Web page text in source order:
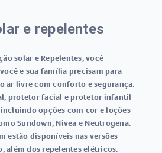
e repelentes
solar e Repelentes, você
e sua família precisam para
ar livre com conforto e segurança.
protetor facial e protetor infantil
opções com cor e loções
Sundown, Nivea e Neutrogena.
estão disponíveis nas versões
além dos repelentes elétricos.